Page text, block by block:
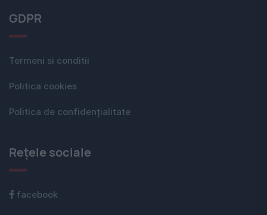
GDPR
Termeni si conditii
Politica cookies
Politica de confidențialitate
Rețele sociale
facebook